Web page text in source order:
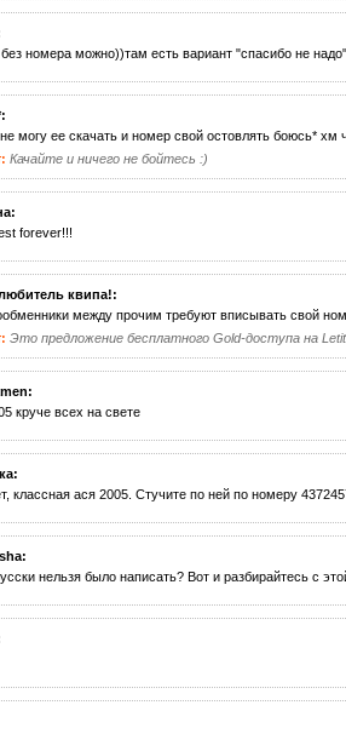
без номера можно))там есть вариант "спасибо не надо"
могу ее скачать и номер свой остовлять боюсь* хм
Качайте и ничего не бойтесь :)
forever!!!
квипа!:
между прочим требуют вписывать свой
Это предложение бесплатного Gold-доступа на
круче всех на свете
классная ася 2005. Стучите по ней по номеру
нельзя было написать? Вот и разбирайтесь с